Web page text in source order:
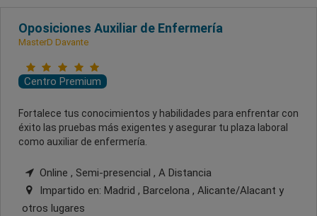
Oposiciones Auxiliar de Enfermería
MasterD Davante
Centro Premium
Fortalece tus conocimientos y habilidades para enfrentar con
éxito las pruebas más exigentes y asegurar tu plaza laboral
como auxiliar de enfermería.
Online , Semi-presencial , A Distancia
Impartido en: Madrid , Barcelona , Alicante/Alacant y
otros lugares